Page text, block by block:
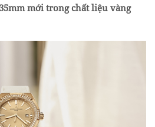
mới trong chất liệu vàng